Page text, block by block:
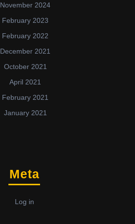
November 2024
February 2023
February 2022
December 2021
October 2021
April 2021
February 2021
January 2021
Meta
Log in